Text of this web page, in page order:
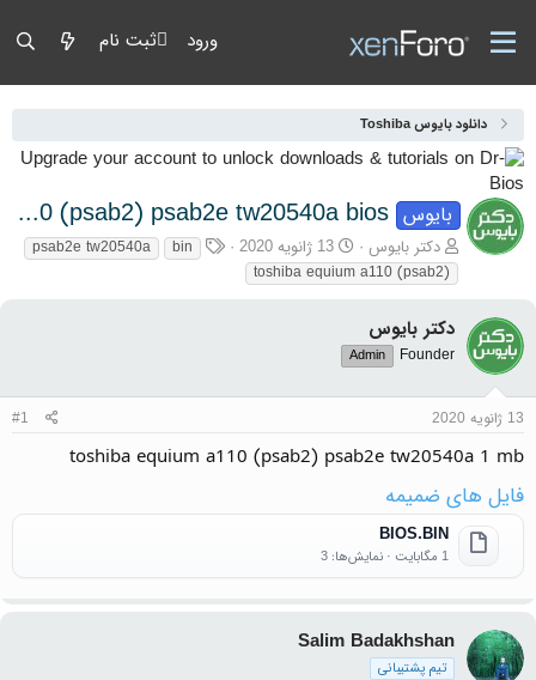
ورود ثبت نام
دانلود بایوس Toshiba
بایوس toshiba equium a110 (psab2) psab2e tw20540a bios
آغازگر گفتمان
دکتر بایوس تاریخ شروع
13 ژانویه 2020 برچسب‌ها
bin
psab2e tw20540a
toshiba equium a110 (psab2)
دکتر بایوس
Founder
Admin
13 ژانویه 2020 #1
toshiba equium a110 (psab2) psab2e tw20540a 1 mb
فایل های ضمیمه
BIOS.BIN
1 مگابایت · نمایش‌ها: 3
Salim Badakhshan
تیم پشتیبانی